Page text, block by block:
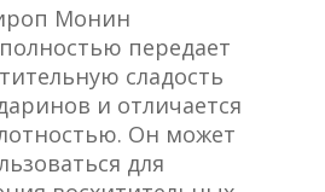
Монин
полностью передает
сладость
и отличается
Он может
для